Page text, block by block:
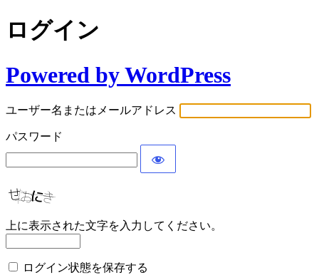
ログイン
Powered by WordPress
ユーザー名またはメールアドレス
パスワード
上に表示された文字を入力してください。
ログイン状態を保存する